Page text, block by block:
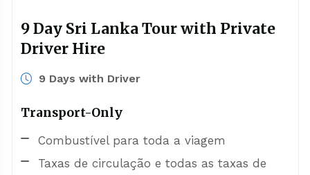
9 Day Sri Lanka Tour with Private
Driver Hire
9 Days with Driver
Transport-Only
Combustível para toda a viagem
Taxas de circulação e todas as taxas de